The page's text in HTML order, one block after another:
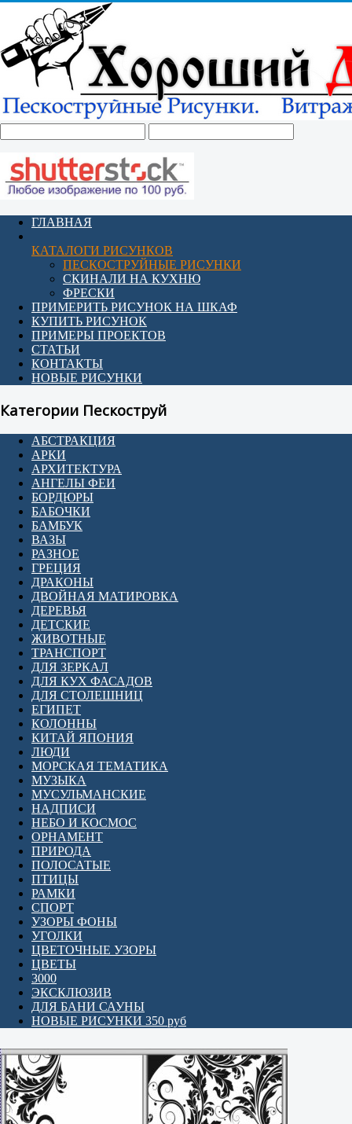
ГЛАВНАЯ
КАТАЛОГИ РИСУНКОВ
ПЕСКОСТРУЙНЫЕ РИСУНКИ
СКИНАЛИ НА КУХНЮ
ФРЕСКИ
ПРИМЕРИТЬ РИСУНОК НА ШКАФ
КУПИТЬ РИСУНОК
ПРИМЕРЫ ПРОЕКТОВ
СТАТЬИ
КОНТАКТЫ
НОВЫЕ РИСУНКИ
Категории Пескоструй
АБСТРАКЦИЯ
АРКИ
АРХИТЕКТУРА
АНГЕЛЫ ФЕИ
БОРДЮРЫ
БАБОЧКИ
БАМБУК
ВАЗЫ
РАЗНОЕ
ГРЕЦИЯ
ДРАКОНЫ
ДВОЙНАЯ МАТИРОВКА
ДЕРЕВЬЯ
ДЕТСКИЕ
ЖИВОТНЫЕ
ТРАНСПОРТ
ДЛЯ ЗЕРКАЛ
ДЛЯ КУХ ФАСАДОВ
ДЛЯ СТОЛЕШНИЦ
ЕГИПЕТ
КОЛОННЫ
КИТАЙ ЯПОНИЯ
ЛЮДИ
МОРСКАЯ ТЕМАТИКА
МУЗЫКА
МУСУЛЬМАНСКИЕ
НАДПИСИ
НЕБО И КОСМОС
ОРНАМЕНТ
ПРИРОДА
ПОЛОСАТЫЕ
ПТИЦЫ
РАМКИ
СПОРТ
УЗОРЫ ФОНЫ
УГОЛКИ
ЦВЕТОЧНЫЕ УЗОРЫ
ЦВЕТЫ
3000
ЭКСКЛЮЗИВ
ДЛЯ БАНИ САУНЫ
НОВЫЕ РИСУНКИ 350 руб